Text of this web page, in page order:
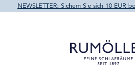
springen
NEWSLETTER: Sichern Sie sich 10 EUR